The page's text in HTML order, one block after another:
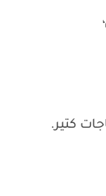
كتير.